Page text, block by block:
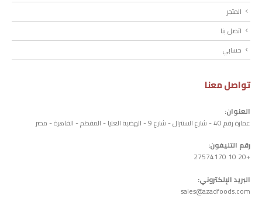
المتجر
اتصل بنا
حسابي
تواصل معنا
العنوان:
عمارة رقم 40 - شارع السنترال - شارع 9 - الهضبة العليا - المقطم - القاهرة - مصر
رقم التليفون:
+20 10 27574170
البريد الإلكتروني:
sales@azadfoods.com